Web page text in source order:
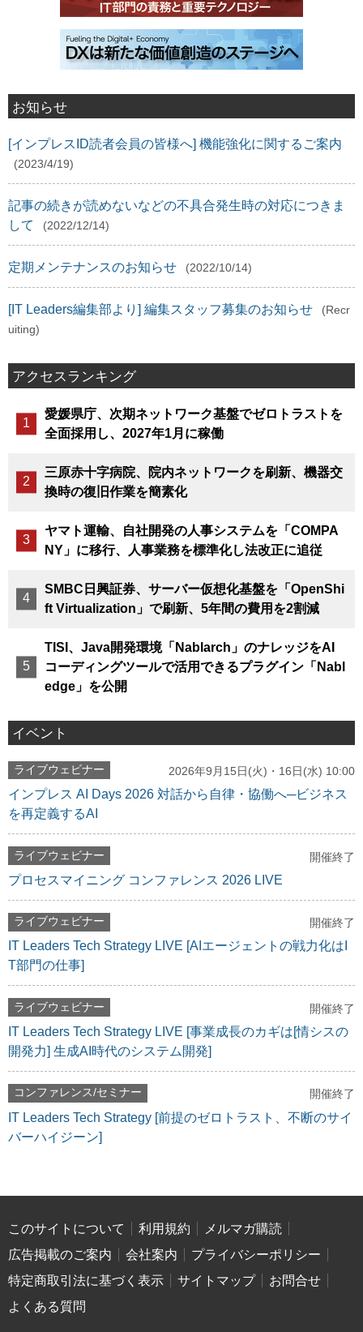
お知らせ
[インプレスID読者会員の皆様へ] 機能強化に関するご案内
(2023/4/19)
記事の続きが読めないなどの不具合発生時の対応につきま
して
(2022/12/14)
定期メンテナンスのお知らせ (2022/10/14)
[IT Leaders編集部より] 編集スタッフ募集のお知らせ
(Recr
uiting)
アクセスランキング
愛媛県庁、次期ネットワーク基盤でゼロトラストを
全面採用し、2027年1月に稼働
三原赤十字病院、院内ネットワークを刷新、機器交
換時の復旧作業を簡素化
ヤマト運輸、自社開発の人事システムを「COMPA
NY」に移行、人事業務を標準化し法改正に追従
SMBC日興証券、サーバー仮想化基盤を「OpenShi
ft Virtualization」で刷新、5年間の費用を2割減
TISI、Java開発環境「Nablarch」のナレッジをAI
コーディングツールで活用できるプラグイン「Nabl
edge」を公開
イベント
ライブウェビナー 2026年9月15日(火)・16日(水) 10:00
インプレス AI Days 2026 対話から自律・協働へ─ビジネス
を再定義するAI
ライブウェビナー 開催終了
プロセスマイニング コンファレンス 2026 LIVE
ライブウェビナー 開催終了
IT Leaders Tech Strategy LIVE [AIエージェントの戦力化はI
T部門の仕事]
ライブウェビナー 開催終了
IT Leaders Tech Strategy LIVE [事業成長のカギは[情シスの
開発力] 生成AI時代のシステム開発]
コンファレンス/セミナー 開催終了
IT Leaders Tech Strategy [前提のゼロトラスト、不断のサイ
バーハイジーン]
このサイトについて 利用規約
メルマガ購読
広告掲載のご案内
会社案内
プライバシーポリシー
特定商取引法に基づく表示
サイトマップ
お問合せ
よくある質問